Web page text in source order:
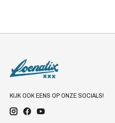
KIJK OOK EENS OP ONZE SOCIALS!